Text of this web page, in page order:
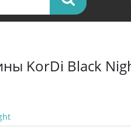
KorDi Black